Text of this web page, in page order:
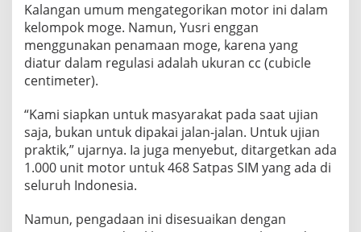
Kalangan umum mengategorikan motor ini dalam
kelompok moge. Namun, Yusri enggan
menggunakan penamaan moge, karena yang
diatur dalam regulasi adalah ukuran cc (cubicle
centimeter).
“Kami siapkan untuk masyarakat pada saat ujian
saja, bukan untuk dipakai jalan-jalan. Untuk ujian
praktik,” ujarnya. Ia juga menyebut, ditargetkan ada
1.000 unit motor untuk 468 Satpas SIM yang ada di
seluruh Indonesia.
Namun, pengadaan ini disesuaikan dengan